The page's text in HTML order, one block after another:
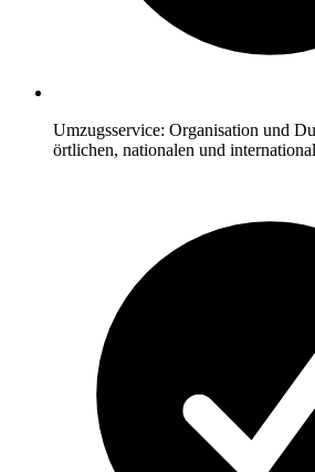
Umzugsservice: Organisation und
örtlichen, nationalen und